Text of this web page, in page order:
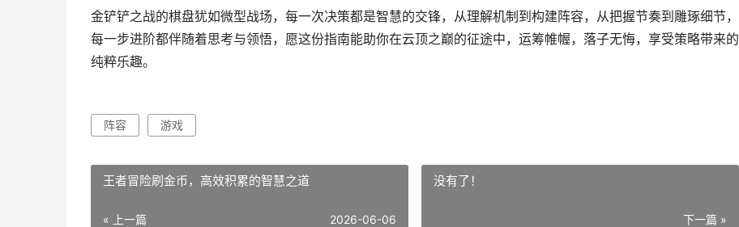
金铲铲之战的棋盘犹如微型战场，每一次决策都是智慧的交锋，从理解机制到构建阵容，从把握节奏到雕琢细节，
每一步进阶都伴随着思考与领悟，愿这份指南能助你在云顶之巅的征途中，运筹帷幄，落子无悔，享受策略带来的
纯粹乐趣。
阵容 游戏
王者冒险刷金币，高效积累的智慧之道
« 上一篇 2026-06-06
没有了！
下一篇 »